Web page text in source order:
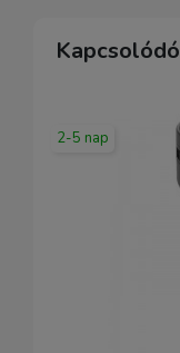
Kapcsolódó
2-5 nap